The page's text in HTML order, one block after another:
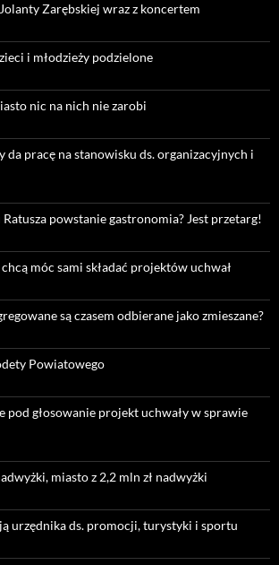
Zarębskiej wraz z koncertem
i młodzieży podzielone
nic na nich nie zarobi
da pracę na stanowisku ds. organizacyjnych i
powstanie gastronomia? Jest przetarg!
móc sami składać projektów uchwał
są czasem odbierane jako zmieszane?
Powiatowego
pod głosowanie projekt uchwały w sprawie
miasto z 2,2 mln zł nadwyżki
urzędnika ds. promocji, turystyki i sportu